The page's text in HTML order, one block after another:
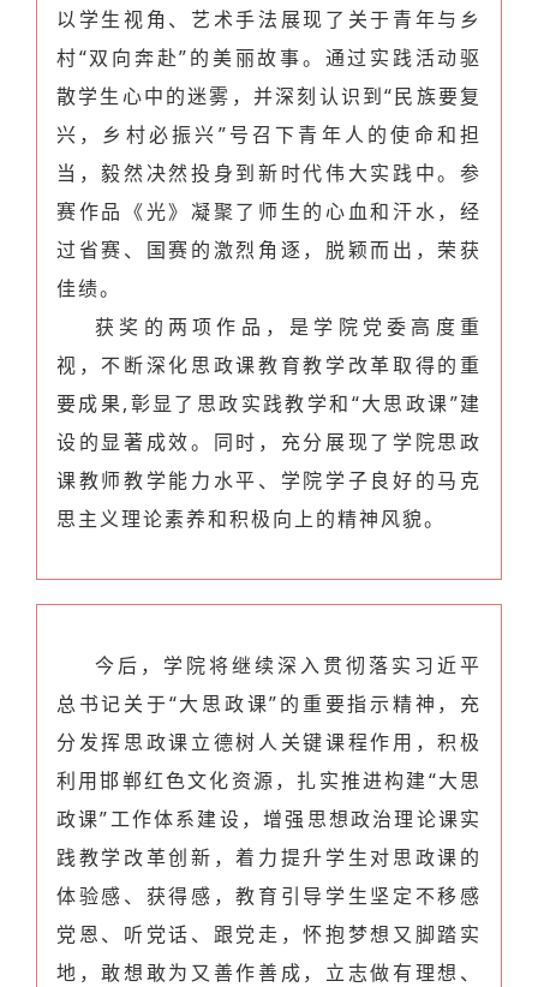
以学生视角、艺术手法展现了关于青年与乡
村“双向奔赴”的美丽故事。 通过实践活动驱
散学生心中的迷雾，并深刻认识到“民族要复
兴，乡村必振兴”号召下青年人的使命和担
当，毅然决然投身到新时代伟大实践中。 参
赛作品《光》凝聚了师生的心血和汗水，经
过省赛、国赛的激烈角逐，脱颖而出，荣获
佳绩。
获奖的两项作品，是学院党委高度重
视，不断深化思政课教育教学改革取得的重
要成果,彰显了思政实践教学和“大思政课”建
设的显著成效。同时，充分展现了学院思政
课教师教学能力水平、学院学子良好的马克
思主义理论素养和积极向上的精神风貌。
今后，学院将继续深入贯彻落实习近平
总书记关于“大思政课”的重要指示精神，充
分发挥思政课立德树人关键课程作用，积极
利用邯郸红色文化资源，扎实推进构建“大思
政课”工作体系建设，增强思想政治理论课实
践教学改革创新，着力提升学生对思政课的
体验感、获得感，教育引导学生坚定不移感
党恩、听党话、跟党走，怀抱梦想又脚踏实
地，敢想敢为又善作善成，立志做有理想、